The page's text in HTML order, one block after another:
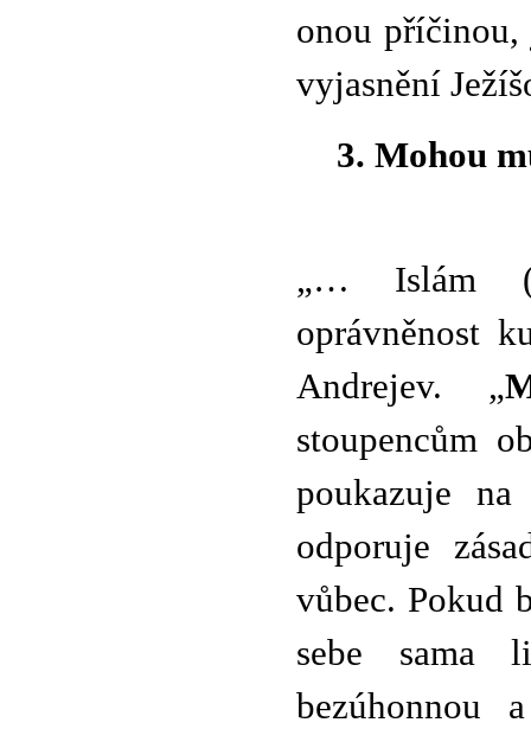
onou příčinou,
vyjasnění
3. Mohou
„… Islám
oprávněnost
Andrejev. „
stoupencům
poukazuje
odporuje
vůbec. Pokud
sebe sama